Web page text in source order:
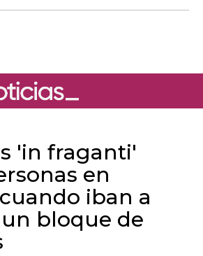
'in fraganti'
en
iban a
bloque de